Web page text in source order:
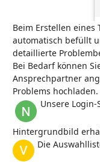
Beim Erstellen eines
automatisch befüllt
detaillierte
Bei Bedarf können
Ansprechpartner
Problems hochladen.
Unsere
Hintergrundbild
Die